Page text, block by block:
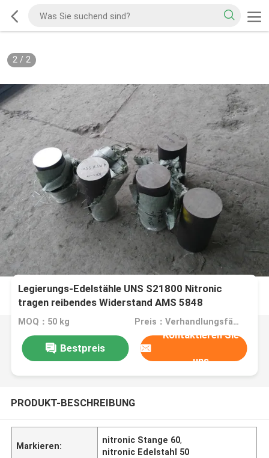
2/ 2
Legierungs-Edelstähle UNS S21800 Nitronic
tragen reibendes Widerstand AMS 5848
MOQ：50 kg Preis：Verhandlungsfähig
Bestpreis
Kontaktieren Sie
uns
PRODUKT-BESCHREIBUNG
Markieren:
nitronic Stange 60,
nitronic Edelstahl 50